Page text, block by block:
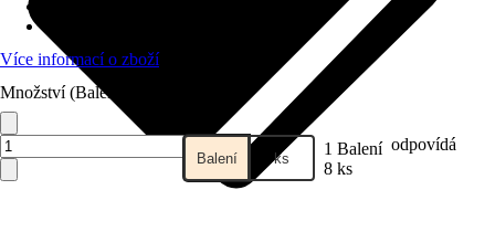
Více informací o zboží
Množství (Balení)
Balení ks 1 Balení odpovídá
8 ks